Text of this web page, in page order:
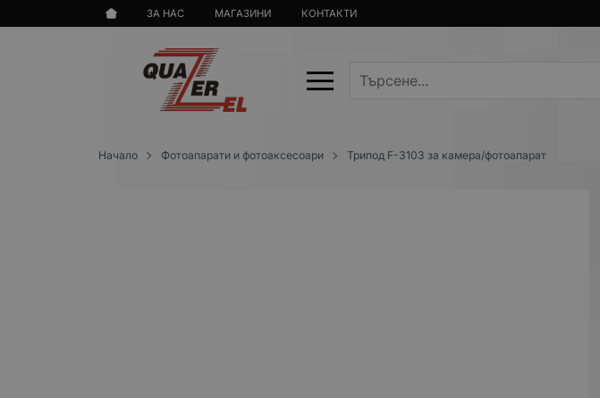
ЗА НАС МАГАЗИНИ КОНТАКТИ
Начало Фотоапарати и фотоаксесоари Трипод F-3103 за камера/фотоапарат